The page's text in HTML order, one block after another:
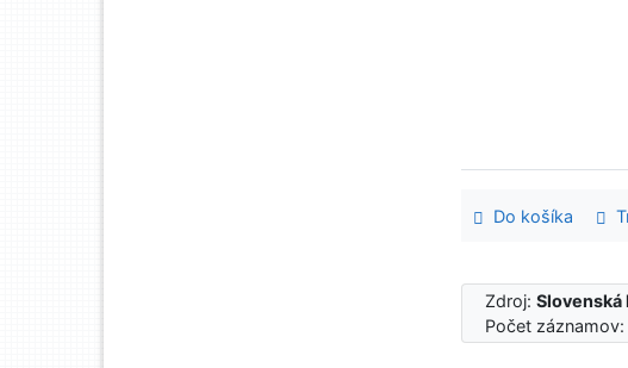
Do košíka
Zdroj:Slovenská
Počet záznamov: